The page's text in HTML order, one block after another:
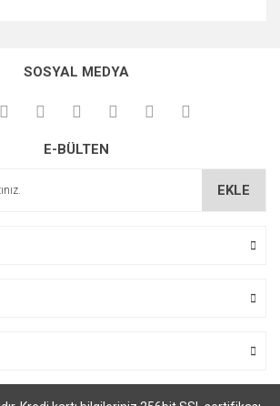
iletebilirsiniz.
için teşekkür ederiz.
eksik bilgiler bulunuyor.
SOSYAL MEDYA
E-BÜLTEN
EKLE